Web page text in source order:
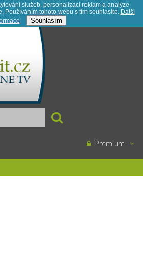
služeb, personalizaci reklam a analýze
Používáním tohoto webu s tím souhlasíte. Další
Souhlasím
Registrace Kontakt Novinky
Premium